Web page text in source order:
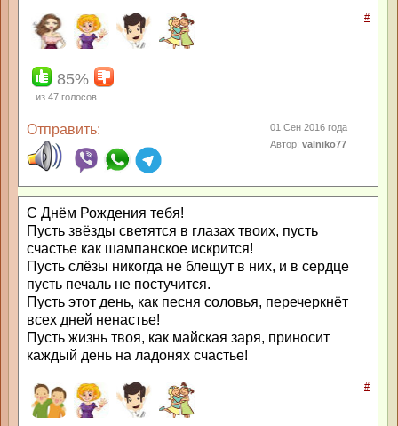
#
85%
из 47 голосов
Отправить:
01 Сен 2016 года
Автор:valniko77
С Днём Рождения тебя!
Пусть звёзды светятся в глазах твоих, пусть
счастье как шампанское искрится!
Пусть слёзы никогда не блещут в них, и в сердце
пусть печаль не постучится.
Пусть этот день, как песня соловья, перечеркнёт
всех дней ненастье!
Пусть жизнь твоя, как майская заря, приносит
каждый день на ладонях счастье!
#